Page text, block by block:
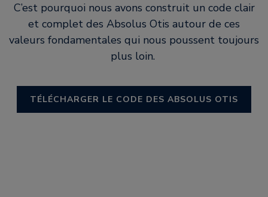
C’est pourquoi nous avons construit un code clair
et complet des Absolus Otis autour de ces
valeurs fondamentales qui nous poussent toujours
plus loin.
TÉLÉCHARGER LE CODE DES ABSOLUS OTIS